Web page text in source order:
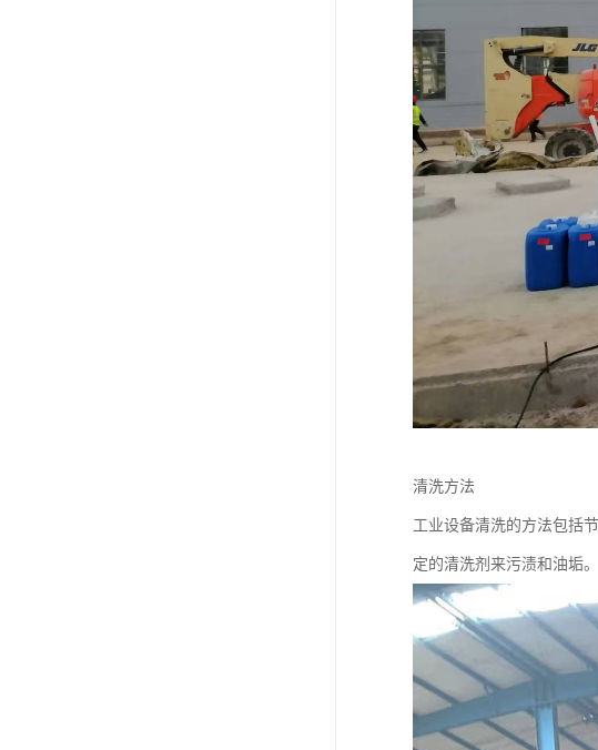
清洗方法
工业设备清洗的方法包括
定的清洗剂来污渍和油垢。